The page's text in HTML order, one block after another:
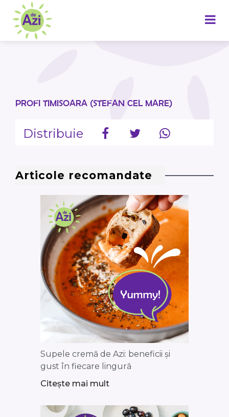
PROFI TIMISOARA (STEFAN CEL MARE)
Distribuie
Articole recomandate
Supele cremă de Azi: beneficii și
gust în fiecare lingură
Citește mai mult